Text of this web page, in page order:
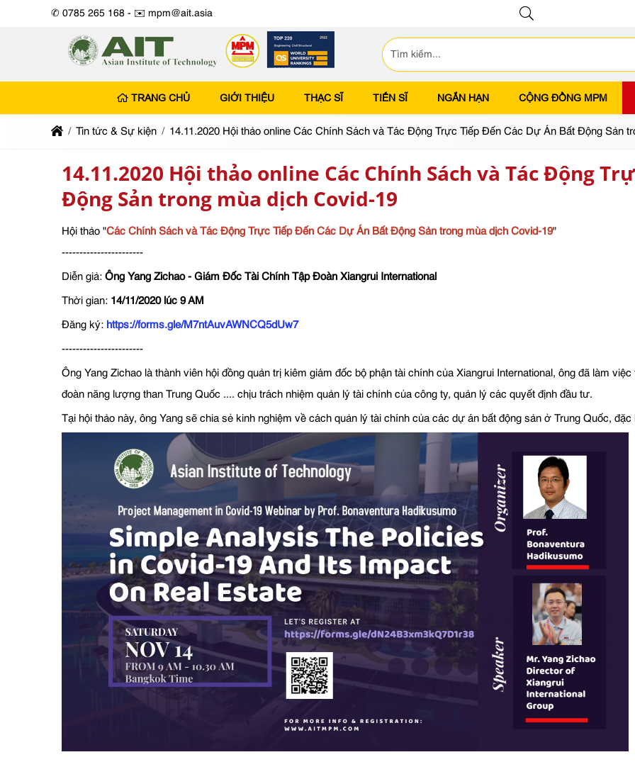
✆ 0785 265 168 - ✉️ mpm@ait.asia
TRANG CHỦ GIỚI THIỆU THẠC SĨ TIẾN SĨ NGẮN HẠN CỘNG ĐỒNG MPM
Tin tức & Sự kiện 14.11.2020 Hội thảo online Các Chính Sách và Tác Động Trực Tiếp Đến Các Dự Án Bất Động Sản
14.11.2020 Hội thảo online Các Chính Sách và Tác Động
Động Sản trong mùa dịch Covid-19
Hội thảo "Các Chính Sách và Tác Động Trực Tiếp Đến Các Dự Án Bất Động Sản trong mùa dịch Covid-19"
-----------------------
Diễn giả: Ông Yang Zichao - Giám Đốc Tài Chính Tập Đoàn Xiangrui International
Thời gian: 14/11/2020 lúc 9 AM
Đăng ký: https://forms.gle/M7ntAuvAWNCQ5dUw7
-----------------------
Ông Yang Zichao là thành viên hội đồng quản trị kiêm giám đốc bộ phận tài chính của Xiangrui International, ông đã làm
đoàn năng lượng than Trung Quốc .... chịu trách nhiệm quản lý tài chính của công ty, quản lý các quyết định đầu tư.
Tại hội thảo này, ông Yang sẽ chia sẻ kinh nghiệm về cách quản lý tài chính của các dự án bất động sản ở Trung Quốc,